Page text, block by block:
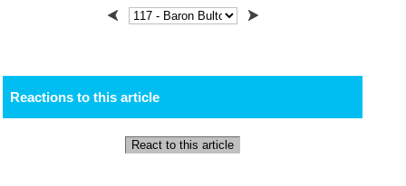
Reactions to this article
React to this article